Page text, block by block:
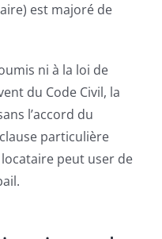
est majoré de
ni à la loi de
du Code Civil, la
l’accord du
particulière
peut user de